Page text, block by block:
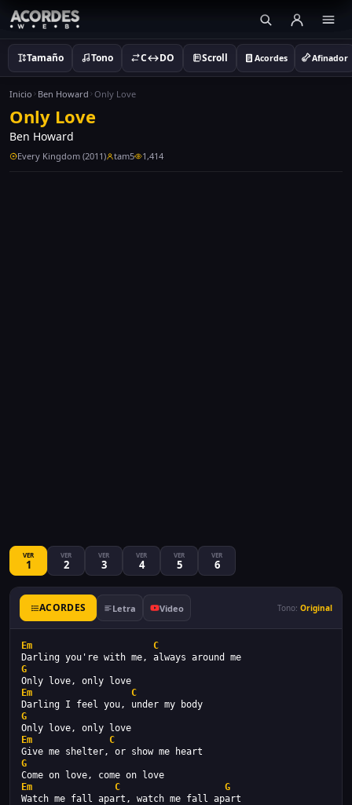
Tamaño Tono C↔DO Scroll Acordes Afinador
Inicio Ben Howard Only Love
Only Love
Ben Howard
Every Kingdom (2011) tam5 1,414
VER
1
VER
2
VER
3
VER
4
VER
5
VER
6
ACORDES Letra Video Tono: Original
Em
C
Darling you're with me, always around me
G
Only love, only love
Em
C
Darling I feel you, under my body
G
Only love, only love
Em
C
Give me shelter, or show me heart
G
Come on love, come on love
Em
C
G
Watch me fall apart, watch me fall apart